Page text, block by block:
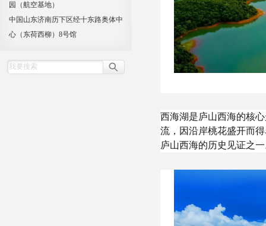
园（航空基地）
中国山东济南历下区经十东路奥体中
心（东荷西柳）8号馆
西海湖是庐山西海的核
流，因沿岸桃花盛开而
庐山西海的历史见证之